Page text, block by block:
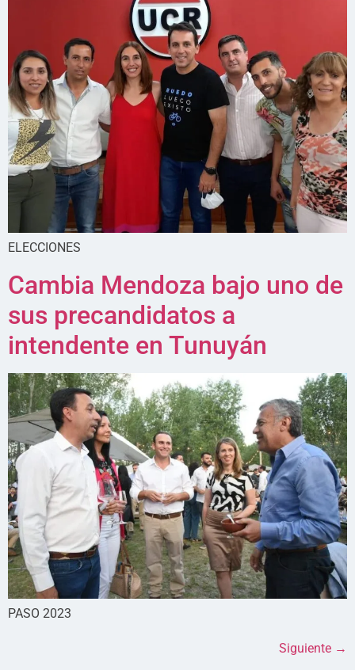
ELECCIONES
Cambia Mendoza bajo uno de
sus precandidatos a
intendente en Tunuyán
PASO 2023
Siguiente →